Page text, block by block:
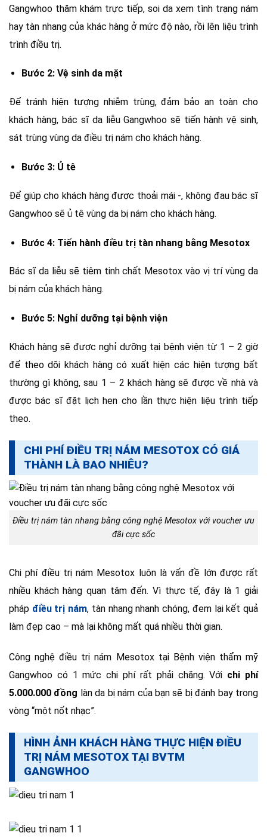
Gangwhoo thăm khám trực tiếp, soi da xem tình trạng nám
hay tàn nhang của khác hàng ở mức độ nào, rồi lên liệu trình
trình điều trị.
Bước 2: Vệ sinh da mặt
Để tránh hiện tượng nhiễm trùng, đảm bảo an toàn cho
khách hàng, bác sĩ da liễu Gangwhoo sẽ tiến hành vệ sinh,
sát trùng vùng da điều trị nám cho khách hàng.
Bước 3: Ủ tê
Để giúp cho khách hàng được thoải mái -, không đau bác sĩ
Gangwhoo sẽ ủ tê vùng da bị nám cho khách hàng.
Bước 4: Tiến hành điều trị tàn nhang bằng Mesotox
Bác sĩ da liễu sẽ tiêm tinh chất Mesotox vào vị trí vùng da
bị nám của khách hàng.
Bước 5: Nghỉ dưỡng tại bệnh viện
Khách hàng sẽ được nghỉ dưỡng tại bệnh viện từ 1 – 2 giờ
để theo dõi khách hàng có xuất hiện các hiện tượng bất
thường gì không, sau 1 – 2 khách hàng sẽ được về nhà và
được bác sĩ đặt lịch hen cho lần thực hiện liệu trình tiếp
theo.
CHI PHÍ ĐIỀU TRỊ NÁM MESOTOX CÓ GIÁ
THÀNH LÀ BAO NHIÊU?
Điều trị nám tàn nhang bằng công nghệ Mesotox với voucher ưu
đãi cực sốc
Chi phí điều trị nám Mesotox luôn là vấn đề lớn được rất
nhiều khách hàng quan tâm đến. Vì thực tế, đây là 1 giải
pháp điều trị nám, tàn nhang nhanh chóng, đem lại kết quả
làm đẹp cao – mà lại không mất quá nhiều thời gian.
Công nghệ điều trị nám Mesotox tại Bệnh viện thẩm mỹ
Gangwhoo có 1 mức chi phí rất phải chăng. Với chi phí
5.000.000 đồng làn da bị nám của bạn sẽ bị đánh bay trong
vòng “một nốt nhạc”.
HÌNH ẢNH KHÁCH HÀNG THỰC HIỆN ĐIỀU
TRỊ NÁM MESOTOX TẠI BVTM
GANGWHOO